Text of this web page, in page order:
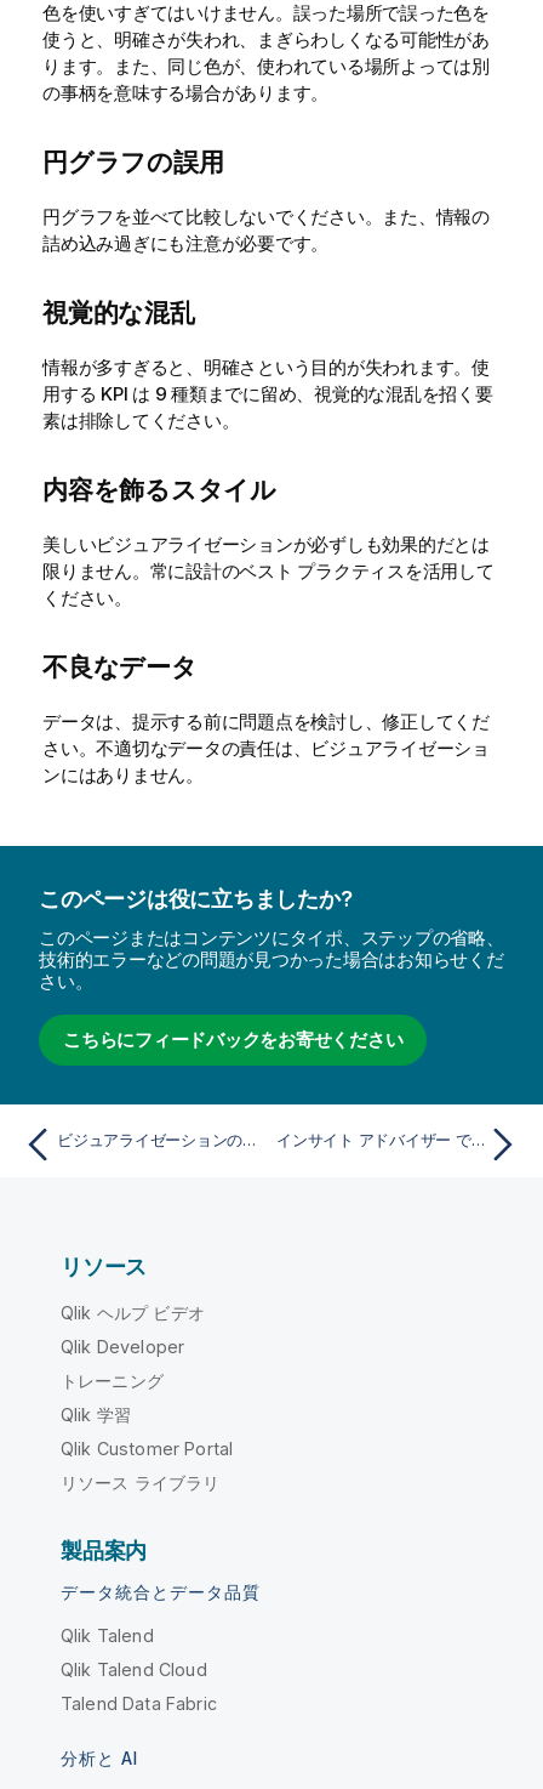
色を使いすぎてはいけません。誤った場所で誤った色を
使うと、明確さが失われ、まぎらわしくなる可能性があ
ります。また、同じ色が、使われている場所よっては別
の事柄を意味する場合があります。
円グラフの誤用
円グラフを並べて比較しないでください。また、情報の
詰め込み過ぎにも注意が必要です。
視覚的な混乱
情報が多すぎると、明確さという目的が失われます。使
用する KPI は 9 種類までに留め、視覚的な混乱を招く要
素は排除してください。
内容を飾るスタイル
美しいビジュアライゼーションが必ずしも効果的だとは
限りません。常に設計のベスト プラクティスを活用して
ください。
不良なデータ
データは、提示する前に問題点を検討し、修正してくだ
さい。不適切なデータの責任は、ビジュアライゼーショ
ンにはありません。
このページは役に立ちましたか?
このページまたはコンテンツにタイポ、ステップの省略、
技術的エラーなどの問題が見つかった場合はお知らせくだ
さい。
こちらにフィードバックをお寄せください
ビジュアライゼーションの編集 インサイト アドバイザー でのビジュアライゼーションの作成
リソース
Qlik ヘルプ ビデオ
Qlik Developer
トレーニング
Qlik 学習
Qlik Customer Portal
リソース ライブラリ
製品案内
データ統合とデータ品質
Qlik Talend
Qlik Talend Cloud
Talend Data Fabric
分析と AI